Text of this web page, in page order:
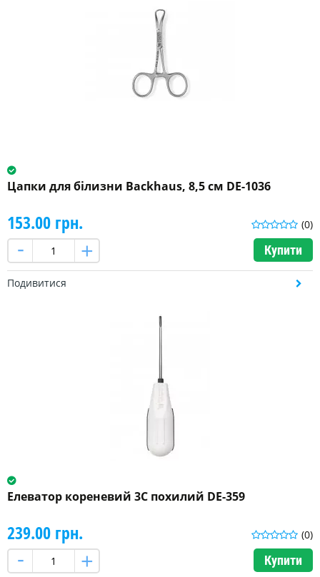
Цапки для білизни Backhaus, 8,5 см DE-1036
(0)
153.00 грн.
Купити
Подивитися
Елеватор кореневий 3C похилий DE-359
(0)
239.00 грн.
Купити